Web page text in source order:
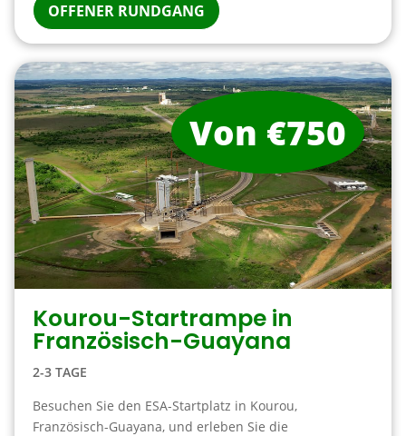
OFFENER RUNDGANG
Kourou-Startrampe in
Französisch-Guayana
2-3 TAGE
Besuchen Sie den ESA-Startplatz in Kourou,
Französisch-Guayana, und erleben Sie die
Von €750